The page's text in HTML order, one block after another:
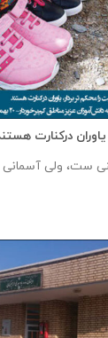
هستند- ۲۰ بهمن‌ماه
ست، ولی